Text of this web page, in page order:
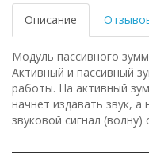
Описание
Модуль пассивного
Активный и пассивный
работы. На активный
начнет издавать звук,
звуковой сигнал